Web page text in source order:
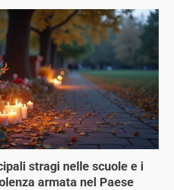
stragi nelle scuole e i
armata nel Paese